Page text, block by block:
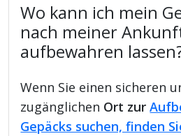
Wo kann ich mein
nach meiner
aufbewahren
Wenn Sie einen sicheren
zugänglichen Ort zur
Gepäcks suchen, finden